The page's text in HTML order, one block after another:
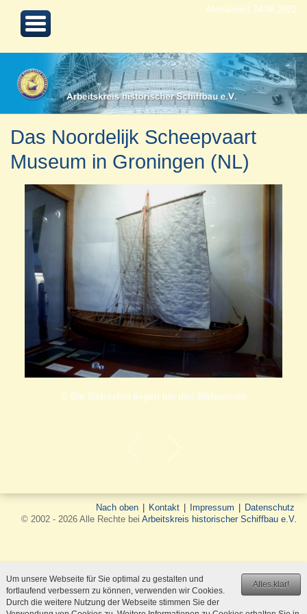
Aktualisiert 24.08.2022
Das Noordelijk Scheepvaart
Museum in Groningen (NL)
© Die Bildrechte liegen bei den Bildautoren
Nach oben Kontakt Impressum
Datenschutz
© 2002 - 2026 Alle Rechte bei Arbeitskreis historischer Schiffbau e.V.
Alles klar!
Um unsere Webseite für Sie optimal zu gestalten und
fortlaufend verbessern zu können, verwenden wir Cookies.
Durch die weitere Nutzung der Webseite stimmen Sie der